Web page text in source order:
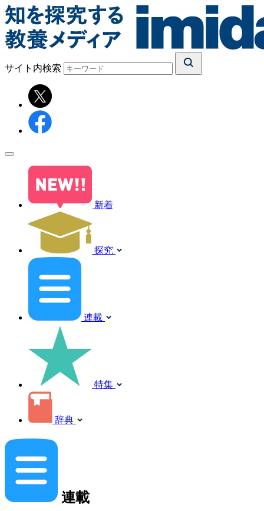
サイト内検索
新着
探究
連載
特集
辞典
連載